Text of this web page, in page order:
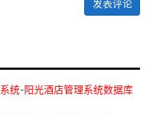
发表评论
系统-阳光酒店管理系统数据库